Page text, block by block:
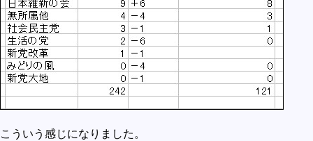
こういう感じになりました。